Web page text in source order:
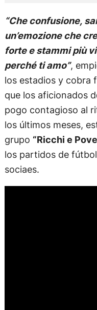
“Che confusione,
un’emozione che
forte e stammi più
perché ti amo”,
los estadios y cobra
que los aficionados
pogo contagioso al
los últimos meses,
grupo “Ricchi e
los partidos de
sociaes.